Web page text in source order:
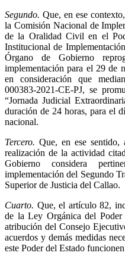
Segundo. Que, en ese
la Comisión Nacional de
de la Oralidad Civil en el
Institucional de
Órgano de Gobierno
implementación para el 29 de
en consideración que
000383-2021-CE-PJ, se
“Jornada Judicial
duración de 24 horas, para el
nacional.
Tercero. Que, en ese sentido,
realización de la actividad
Gobierno considera
implementación del Segundo
Superior de Justicia del Callao.
Cuarto. Que, el artículo 82,
de la Ley Orgánica del
atribución del Consejo
acuerdos y demás medidas
este Poder del Estado